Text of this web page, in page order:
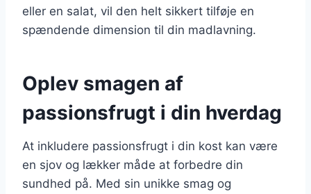
eller en salat, vil den helt sikkert tilføje en
spændende dimension til din madlavning.
Oplev smagen af
passionsfrugt i din hverdag
At inkludere passionsfrugt i din kost kan være
en sjov og lækker måde at forbedre din
sundhed på. Med sin unikke smag og